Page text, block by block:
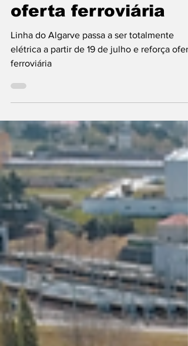
julho e reforça
oferta ferroviária
Linha do Algarve passa a ser totalmente
elétrica a partir de 19 de julho e reforça
ferroviária